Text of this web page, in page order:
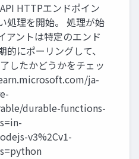
HTTPエンドポイン
処理を開始。 処理が始
アントは特定のエンド
的にポーリングして、
したかどうかをチェッ
ja-
durable-functions-
v3%2Cv1-